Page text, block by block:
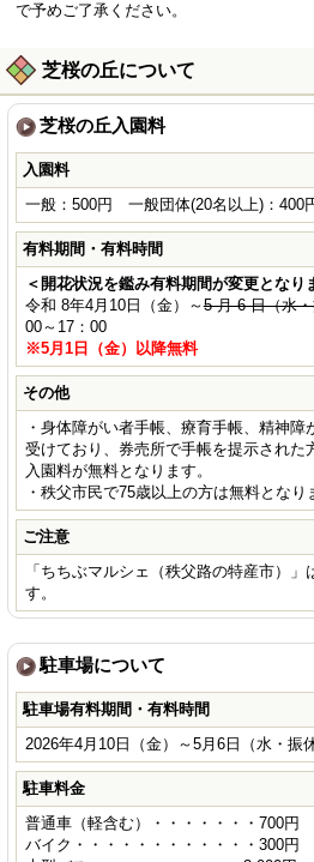
で予めご了承ください。
芝桜の丘について
芝桜の丘入園料
入園料
一般：500円 一般団体(20名以上)：
有料期間・有料時間
＜開花状況を鑑み有料期間が変更となり
令和 8年4月10日（金）～5 月 6 日（水
00～17：00
※5月1日（金）以降無料
その他
・身体障がい者手帳、療育手帳、精神
受けており、券売所で手帳を提示された
入園料が無料となります。
・秩父市民で75歳以上の方は無料となり
ご注意
「ちちぶマルシェ（秩父路の特産市）」
す。
駐車場について
駐車場有料期間・有料時間
2026年4月10日（金）～5月6日（水・
駐車料金
普通車（軽含む）・・・・・・・700円
バイク・・・・・・・・・・・・300円